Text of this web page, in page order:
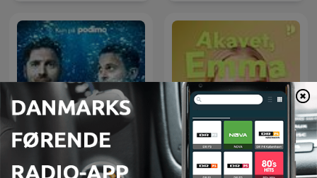
Verdens klogeste land Akavet, Emma